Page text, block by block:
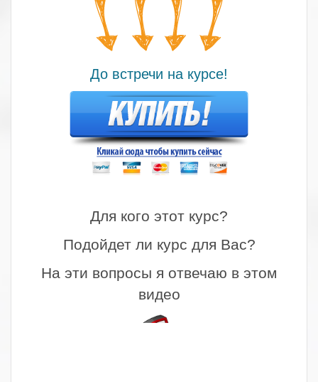
До встречи на курсе!
Для кого этот курс?
Подойдет ли курс для Вас?
На эти вопросы я отвечаю в этом
видео